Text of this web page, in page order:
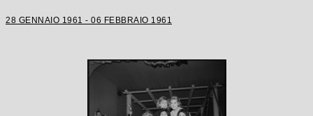
28 GENNAIO 1961 - 06 FEBBRAIO 1961